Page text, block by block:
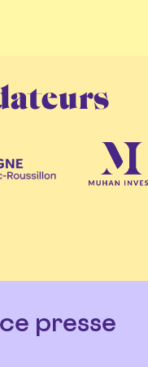
presse